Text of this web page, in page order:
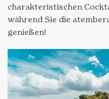
charakteristischen
während Sie die
genießen!